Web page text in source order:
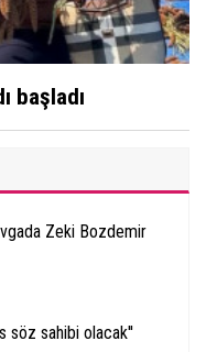
başladı
Zeki Bozdemir
söz sahibi olacak''